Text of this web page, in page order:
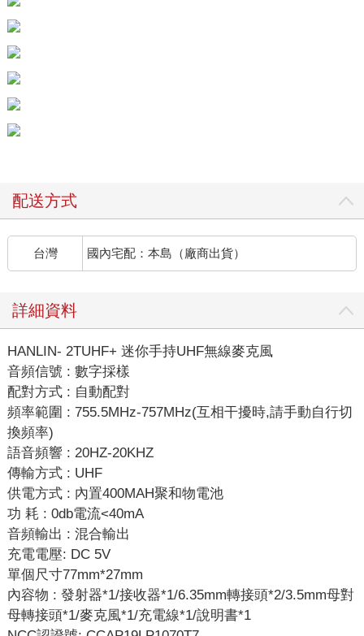
配送方式
台灣 國內宅配：本島（廠商出貨）
詳細資料
HANLIN- 2TUHF+ 迷你手持UHF無線麥克風
音頻信號 : 數字採樣
配對方式 : 自動配對
頻率範圍 : 755.5MHz-757MHz(互相干擾時,請手動自行切
換頻率)
語音頻響 : 20HZ-20KHZ
傳輸方式 : UHF
供電方式 : 內置400MAH聚和物電池
功 耗 : 0db電流<40mA
音頻輸出 : 混合輸出
充電電壓: DC 5V
單個尺寸77mm*27mm
內容物 : 發射器*1/接收器*1/6.35mm轉接頭*2/3.5mm母對
母轉接頭*1/麥克風*1/充電線*1/說明書*1